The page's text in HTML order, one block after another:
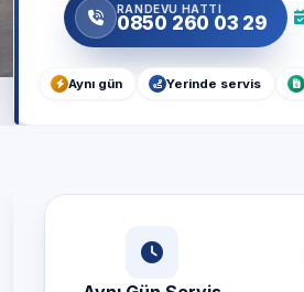
RANDEVU HATTI
0850 260 03 29
Aynı gün Yerinde servis